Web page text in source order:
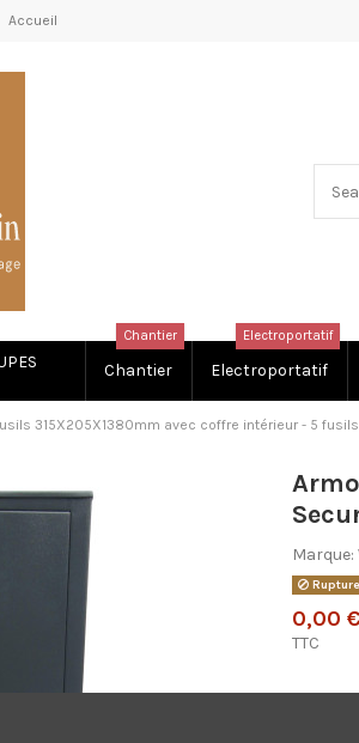
Accueil
Chantier
Chantier
Electroportatif
Electroportatif
315X205X1380mm avec coffre intérieur - 5
Marque:
0,00 €
TTC